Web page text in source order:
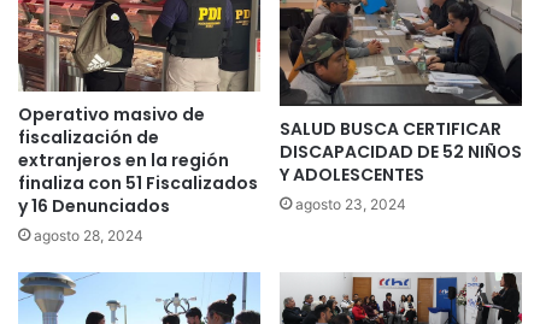
Operativo masivo de
fiscalización de
extranjeros en la región
finaliza con 51 Fiscalizados
y 16 Denunciados
agosto 28, 2024
SALUD BUSCA CERTIFICAR
DISCAPACIDAD DE 52 NIÑOS
Y ADOLESCENTES
agosto 23, 2024